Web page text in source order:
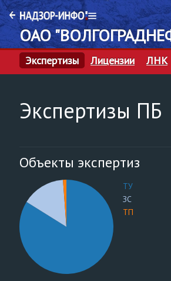
ОАО
Экспертизы Лицензии ЛНК
Экспертизы ПБ
Объекты экспертиз
ТУ
ЗС
ТП